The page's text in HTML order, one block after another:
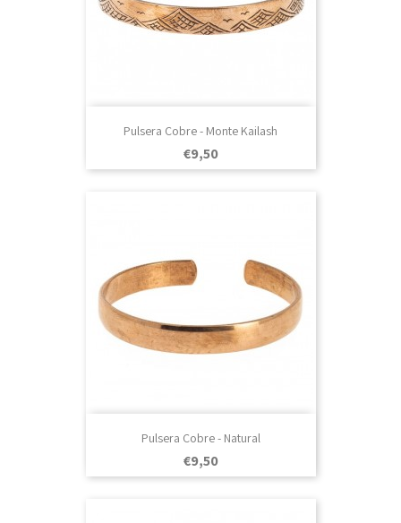
Pulsera Cobre - Monte Kailash
Prezo
€9,50
Pulsera Cobre - Natural
Prezo
€9,50